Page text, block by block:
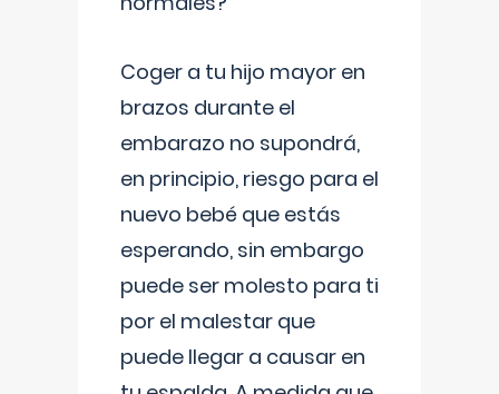
Coger a tu hijo mayor en
brazos durante el
embarazo no supondrá,
en principio, riesgo para el
nuevo bebé que estás
esperando, sin embargo
puede ser molesto para ti
por el malestar que
puede llegar a causar en